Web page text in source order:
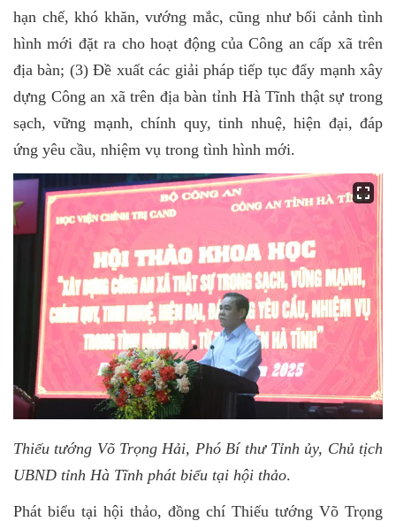
hạn chế, khó khăn, vướng mắc, cũng như bối cảnh tình
hình mới đặt ra cho hoạt động của Công an cấp xã trên
địa bàn; (3) Đề xuất các giải pháp tiếp tục đẩy mạnh xây
dựng Công an xã trên địa bàn tỉnh Hà Tĩnh thật sự trong
sạch, vững mạnh, chính quy, tinh nhuệ, hiện đại, đáp
ứng yêu cầu, nhiệm vụ trong tình hình mới.
Thiếu tướng Võ Trọng Hải, Phó Bí thư Tỉnh ủy, Chủ tịch
UBND tỉnh Hà Tĩnh phát biểu tại hội thảo.
Phát biểu tại hội thảo, đồng chí Thiếu tướng Võ Trọng